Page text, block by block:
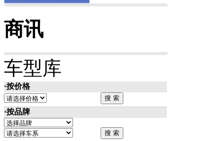
商讯
车型库
·按价格
·按品牌